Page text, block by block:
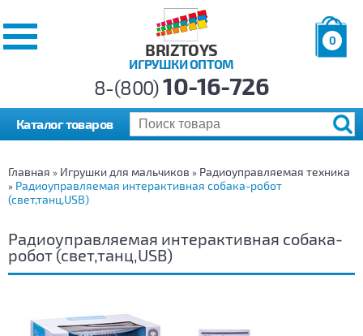
BRIZTOYS
ИГРУШКИ ОПТОМ
0
р.
8-(800)10-16-726
Каталог товаров
Главная » Игрушки для мальчиков » Радиоуправляемая техника
» Радиоуправляемая интерактивная собака-робот
(свет,танц,USB)
Радиоуправляемая интерактивная собака-
робот (свет,танц,USB)